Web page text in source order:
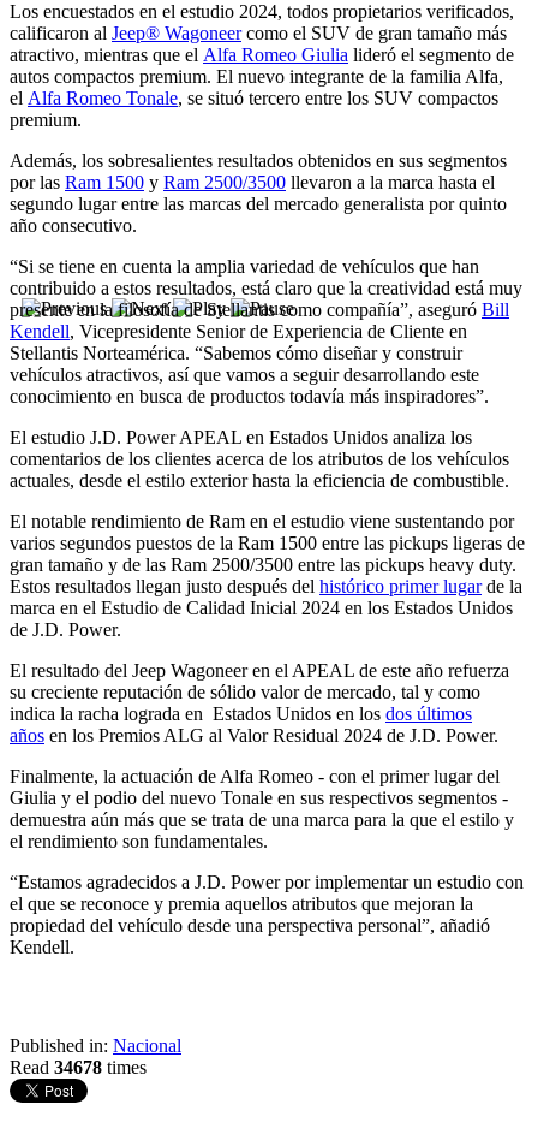
Los encuestados en el estudio 2024, todos propietarios verificados,
calificaron al Jeep® Wagoneercomo el SUV de gran tamaño más
atractivo, mientras que el Alfa Romeo Giulia lideró el segmento de
autos compactos premium. El nuevo integrante de la familia Alfa,
el Alfa Romeo Tonale, se situó tercero entre los SUV compactos
premium.
Además, los sobresalientes resultados obtenidos en sus segmentos
por las Ram 1500 y Ram 2500/3500 llevaron a la marca hasta el
segundo lugar entre las marcas del mercado generalista por quinto
año consecutivo.
“Si se tiene en cuenta la amplia variedad de vehículos que han
contribuido a estos resultados, está claro que la creatividad está muy
presente en la filosofía de Stellantis como compañía”, aseguró Bill
Kendell, Vicepresidente Senior de Experiencia de Cliente en
Stellantis Norteamérica. “Sabemos cómo diseñar y construir
vehículos atractivos, así que vamos a seguir desarrollando este
conocimiento en busca de productos todavía más inspiradores”.
El estudio J.D. Power APEAL en Estados Unidos analiza los
comentarios de los clientes acerca de los atributos de los vehículos
actuales, desde el estilo exterior hasta la eficiencia de combustible.
El notable rendimiento de Ram en el estudio viene sustentando por
varios segundos puestos de la Ram 1500 entre las pickups ligeras de
gran tamaño y de las Ram 2500/3500 entre las pickups heavy duty.
Estos resultados llegan justo después del histórico primer lugarde la
marca en el Estudio de Calidad Inicial 2024 en los Estados Unidos
de J.D. Power.
El resultado del Jeep Wagoneer en el APEAL de este año refuerza
su creciente reputación de sólido valor de mercado, tal y como
indica la racha lograda en Estados Unidos en los dos últimos
años en los Premios ALG al Valor Residual 2024 de J.D. Power.
Finalmente, la actuación de Alfa Romeo - con el primer lugar del
Giulia y el podio del nuevo Tonale en sus respectivos segmentos -
demuestra aún más que se trata de una marca para la que el estilo y
el rendimiento son fundamentales.
“Estamos agradecidos a J.D. Power por implementar un estudio con
el que se reconoce y premia aquellos atributos que mejoran la
propiedad del vehículo desde una perspectiva personal”, añadió
Kendell.
Published in: Nacional
Read 34678 times